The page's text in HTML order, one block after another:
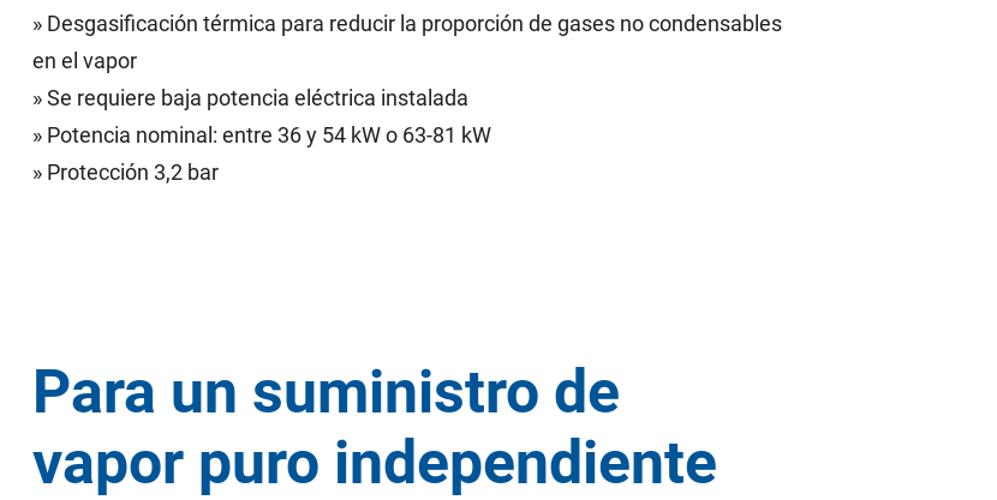
» Desgasificación térmica para reducir la proporción de gases no condensables
en el vapor
» Se requiere baja potencia eléctrica instalada
» Potencia nominal: entre 36 y 54 kW o 63-81 kW
» Protección 3,2 bar
Para un suministro de
vapor puro independiente